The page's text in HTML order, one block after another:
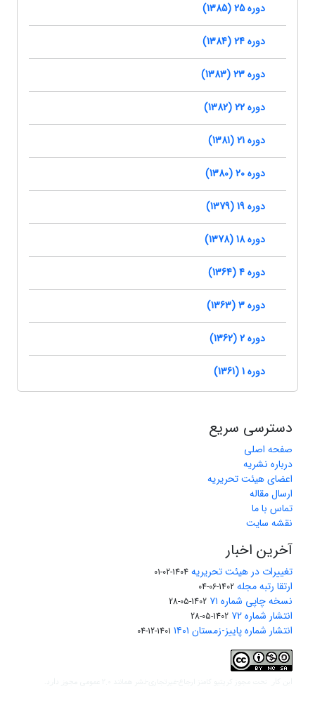
دوره 25 (1385)
دوره 24 (1384)
دوره 23 (1383)
دوره 22 (1382)
دوره 21 (1381)
دوره 20 (1380)
دوره 19 (1379)
دوره 18 (1378)
دوره 4 (1364)
دوره 3 (1363)
دوره 2 (1362)
دوره 1 (1361)
دسترسی سریع
صفحه اصلی
درباره نشریه
اعضای هیئت تحریریه
ارسال مقاله
تماس با ما
نقشه سایت
آخرین اخبار
تغییرات در هیئت تحریریه 1404-02-01
ارتقا رتبه مجله 1402-06-04
نسخه چاپی شماره ۷۱ 1402-05-28
انتشار شماره ۷۲ 1402-05-28
انتشار شماره پاییز-زمستان ۱۴۰۱ 1401-12-04